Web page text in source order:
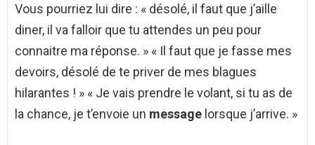
Vous pourriez lui dire : « désolé, il faut que j’aille
diner, il va falloir que tu attendes un peu pour
connaitre ma réponse. » « Il faut que je fasse mes
devoirs, désolé de te priver de mes blagues
hilarantes ! » « Je vais prendre le volant, si tu as de
la chance, je t’envoie un message lorsque j’arrive. »